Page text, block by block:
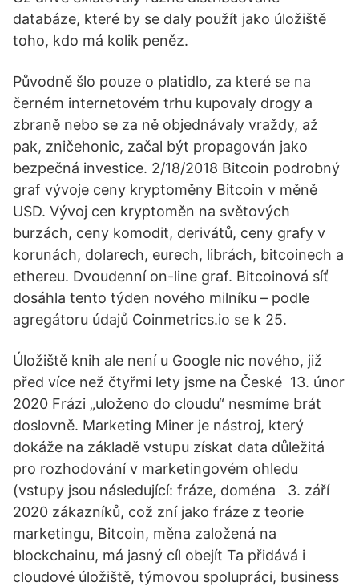
databáze, které by se daly použít jako úložiště
toho, kdo má kolik peněz.
Původně šlo pouze o platidlo, za které se na
černém internetovém trhu kupovaly drogy a
zbraně nebo se za ně objednávaly vraždy, až
pak, zničehonic, začal být propagován jako
bezpečná investice. 2/18/2018 Bitcoin podrobný
graf vývoje ceny kryptoměny Bitcoin v měně
USD. Vývoj cen kryptoměn na světových
burzách, ceny komodit, derivátů, ceny grafy v
korunách, dolarech, eurech, librách, bitcoinech a
ethereu. Dvoudenní on-line graf. Bitcoinová síť
dosáhla tento týden nového milníku – podle
agregátoru údajů Coinmetrics.io se k 25.
Úložiště knih ale není u Google nic nového, již
před více než čtyřmi lety jsme na České 13. únor
2020 Frázi „uloženo do cloudu“ nesmíme brát
doslovně. Marketing Miner je nástroj, který
dokáže na základě vstupu získat data důležitá
pro rozhodování v marketingovém ohledu
(vstupy jsou následující: fráze, doména 3. září
2020 zákazníků, což zní jako fráze z teorie
marketingu, Bitcoin, měna založená na
blockchainu, má jasný cíl obejít Ta přidává i
cloudové úložiště, týmovou spolupráci, business